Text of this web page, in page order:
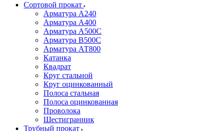
Сортовой прокат
Арматура А240
Арматура А400
Арматура А500C
Арматура В500С
Арматура АТ800
Катанка
Квадрат
Круг стальной
Круг оцинкованный
Полоса стальная
Полоса оцинкованная
Проволока
Шестигранник
Трубный прокат